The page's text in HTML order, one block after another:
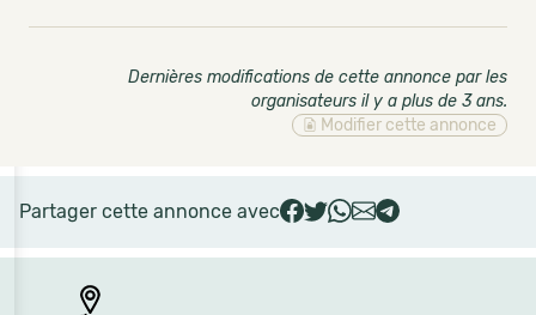
Dernières modifications de cette annonce par les
organisateurs il y a plus de 3 ans.
Modifier cette annonce
Partager cette annonce avec